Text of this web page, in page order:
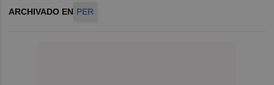
ARCHIVADO EN PER